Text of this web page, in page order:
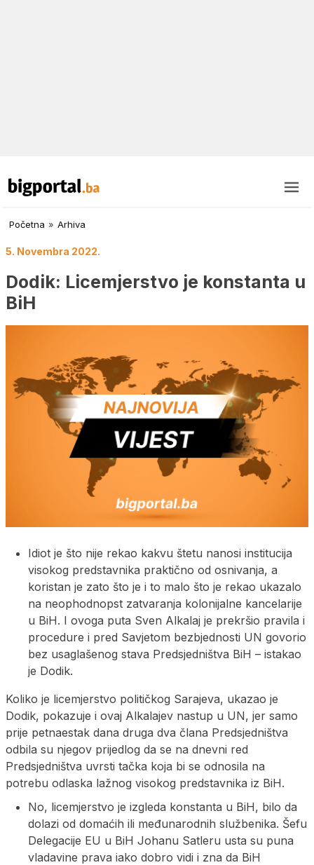
Početna » Arhiva
5. Novembra 2022.
Dodik: Licemjerstvo je konstanta u
BiH
Idiot je što nije rekao kakvu štetu nanosi institucija
visokog predstavnika praktično od osnivanja, a
koristan je zato što je i to malo što je rekao ukazalo
na neophodnopst zatvaranja kolonijalne kancelarije
u BiH. I ovoga puta Sven Alkalaj je prekršio pravila i
procedure i pred Savjetom bezbjednosti UN govorio
bez usaglašenog stava Predsjedništva BiH – istakao
je Dodik.
Koliko je licemjerstvo političkog Sarajeva, ukazao je
Dodik, pokazuje i ovaj Alkalajev nastup u UN, jer samo
prije petnaestak dana druga dva člana Predsjedništva
odbila su njegov prijedlog da se na dnevni red
Predsjedništva uvrsti tačka koja bi se odnosila na
potrebu odlaska lažnog visokog predstavnika iz BiH.
No, licemjerstvo je izgleda konstanta u BiH, bilo da
dolazi od domaćih ili međunarodnih službenika. Šefu
Delegacije EU u BiH Јohanu Satleru usta su puna
vladavine prava iako dobro vidi i zna da BiH